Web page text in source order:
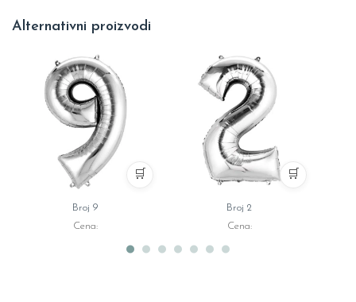
Alternativni proizvodi
🛒
Broj 9
Cena:
🛒
Broj 2
Cena: